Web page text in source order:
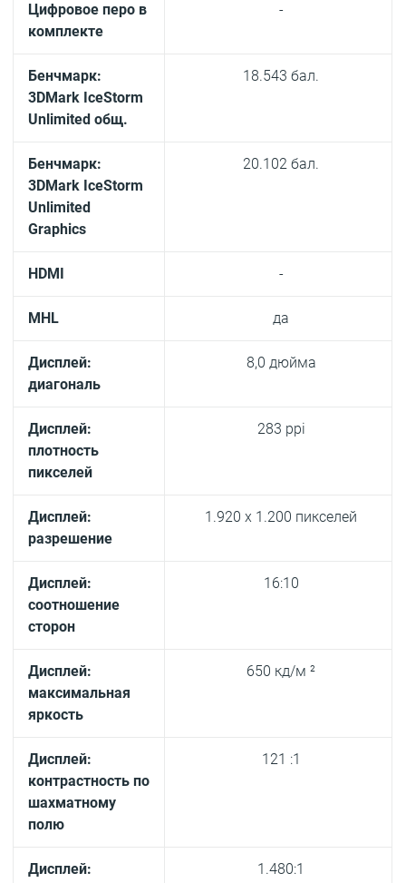
Цифровое перо в
комплекте
-
Бенчмарк:
3DMark IceStorm
Unlimited общ.
18.543 бал.
Бенчмарк:
3DMark IceStorm
Unlimited
Graphics
20.102 бал.
HDMI -
MHL да
Дисплей:
диагональ
8,0 дюйма
Дисплей:
плотность
пикселей
283 ppi
Дисплей:
разрешение
1.920 x 1.200 пикселей
Дисплей:
соотношение
сторон
16:10
Дисплей:
максимальная
яркость
650 кд/м ²
Дисплей:
контрастность по
шахматному
полю
121 :1
Дисплей:
1.480:1